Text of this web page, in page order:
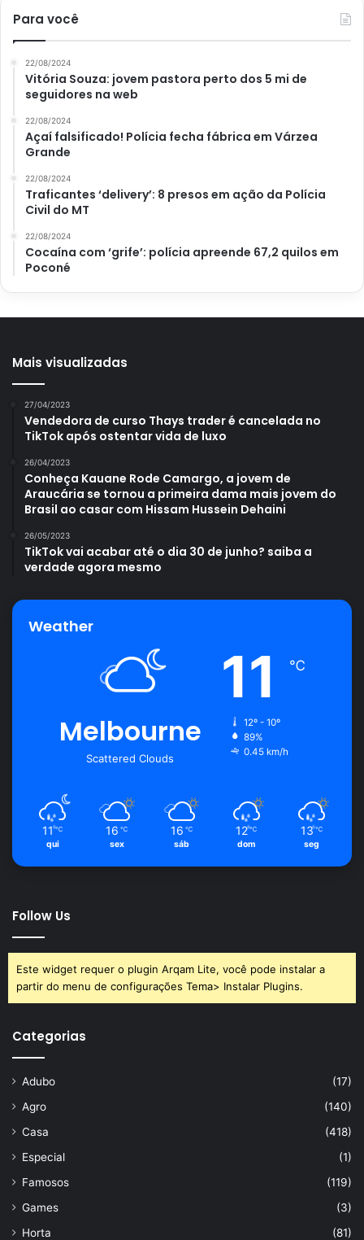
Para você
22/08/2024
Vitória Souza: jovem pastora perto dos 5 mi de
seguidores na web
22/08/2024
Açaí falsificado! Polícia fecha fábrica em Várzea
Grande
22/08/2024
Traficantes ‘delivery’: 8 presos em ação da Polícia
Civil do MT
22/08/2024
Cocaína com ‘grife’: polícia apreende 67,2 quilos em
Poconé
Mais visualizadas
27/04/2023
Vendedora de curso Thays trader é cancelada no
TikTok após ostentar vida de luxo
26/04/2023
Conheça Kauane Rode Camargo, a jovem de
Araucária se tornou a primeira dama mais jovem do
Brasil ao casar com Hissam Hussein Dehaini
26/05/2023
TikTok vai acabar até o dia 30 de junho? saiba a
verdade agora mesmo
Weather
Melbourne
Scattered Clouds
11 ℃
12º - 10º
89%
0.45 km/h
11 ℃
qui
16 ℃
sex
16 ℃
sáb
12 ℃
dom
13 ℃
seg
Follow Us
Este widget requer o plugin Arqam Lite, você pode instalar a
partir do menu de configurações Tema> Instalar Plugins.
Categorias
Adubo
(17)
Agro
(140)
Casa
(418)
Especial
(1)
Famosos
(119)
Games
(3)
Horta
(81)